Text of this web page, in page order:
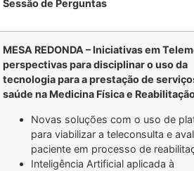
Sessão de Perguntas
MESA REDONDA – Iniciativas em
perspectivas para disciplinar o uso da
tecnologia para a prestação de
saúde na Medicina Física e
Novas soluções com o uso de
para viabilizar a teleconsulta e
paciente em processo de
Inteligência Artificial aplicada à